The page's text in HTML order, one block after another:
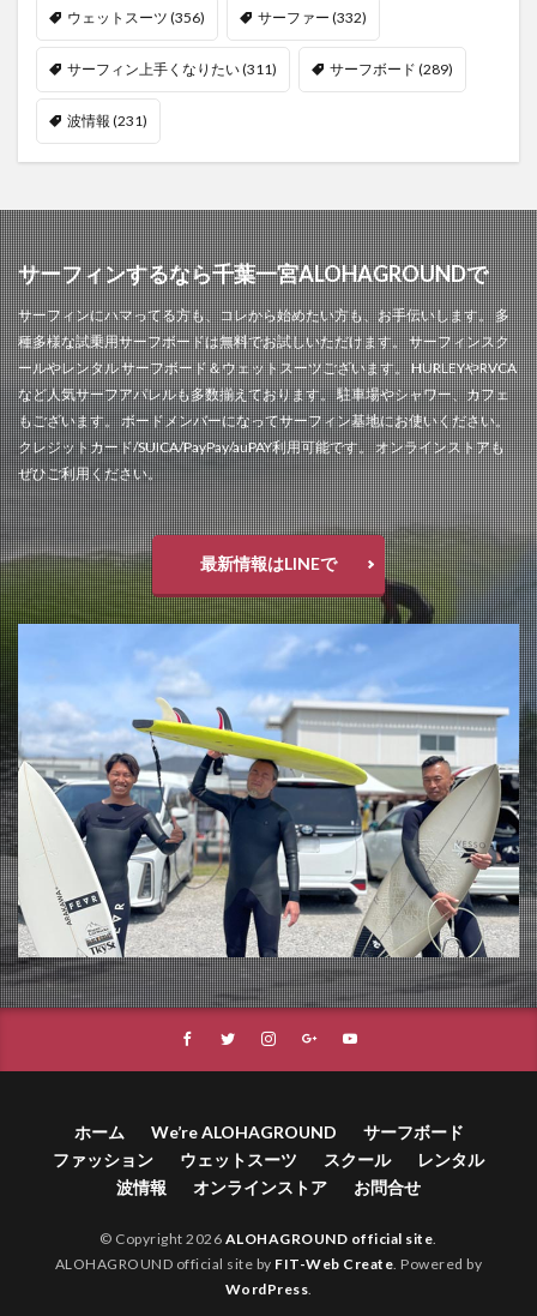
ウェットスーツ (356) サーファー (332)
サーフィン上手くなりたい(311) サーフボード (289)
波情報 (231)
サーフィンするなら千葉一宮ALOHAGROUNDで
サーフィンにハマってる方も、コレから始めたい方も、お手伝いします。 多
種多様な試乗用サーフボードは無料でお試しいただけます。 サーフィンスク
ールやレンタル サーフボード＆ウェットスーツございます。 HURLEYやRVCA
など人気サーフアパレルも多数揃えております。 駐車場やシャワー、カフェ
もございます。 ボードメンバーになってサーフィン基地にお使いください。
クレジットカード/SUICA/PayPay/auPAY利用可能です。 オンラインストアも
ぜひご利用ください。
最新情報はLINEで
ホーム We’re ALOHAGROUND
サーフボード
ファッション
ウェットスーツ スクール
レンタル
波情報
オンラインストア お問合せ
© Copyright 2026 ALOHAGROUND official site.
ALOHAGROUND official site by FIT-Web Create. Powered by
WordPress.